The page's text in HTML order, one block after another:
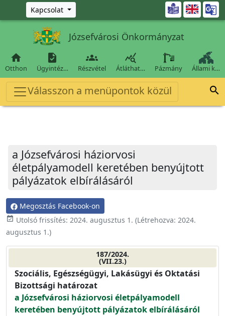
Ugrás a fő tartalomra
Kapcsolat 
Józsefvárosi Önkormányzat

Otthon

Ügyintéz…

Részvétel

Átláthat… Pázmány Állami k…
Válasszon a menüpontok közül 
a Józsefvárosi háziorvosi
életpályamodell keretében benyújtott
pályázatok elbírálásáról
Megosztás Facebook-on
event_available Utolsó frissítés: 2024. augusztus 1. (Létrehozva: 2024.
augusztus 1.)
187/2024.
(VII.23.)
Szociális, Egészségügyi, Lakásügyi és Oktatási
Bizottsági határozat
a Józsefvárosi háziorvosi életpályamodell
keretében benyújtott pályázatok elbírálásáról